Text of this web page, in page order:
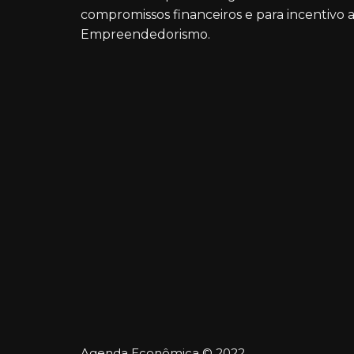
compromissos financeiros e para incentivo
Empreendedorismo.